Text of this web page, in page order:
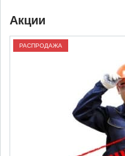
Акции
РАСПРОДАЖА